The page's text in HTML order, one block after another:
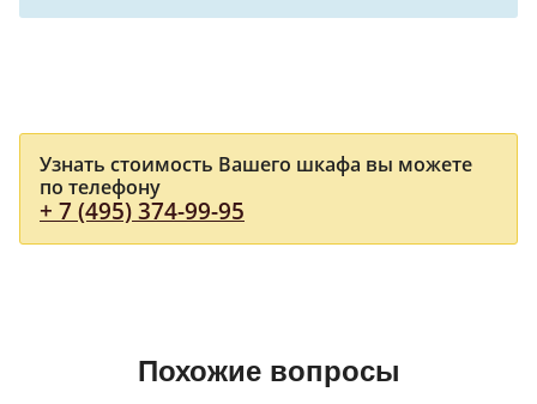
Узнать стоимость Вашего шкафа вы можете
по телефону
+ 7 (495) 374-99-95
Похожие вопросы